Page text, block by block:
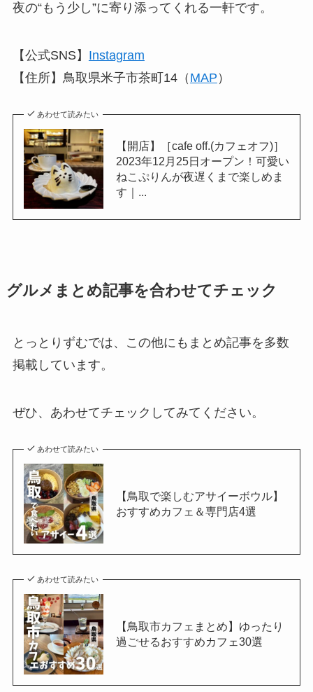
夜の“もう少し”に寄り添ってくれる一軒です。
【公式SNS】 Instagram
【住所】鳥取県米子市茶町14（ MAP ）
あわせて読みたい
【開店】［cafe off.(カフェオフ)］
2023年12月25日オープン！可愛い
ねこぷりんが夜遅くまで楽しめま
す｜...
グルメまとめ記事を合わせてチェック
とっとりずむでは、この他にもまとめ記事を多数
掲載しています。
ぜひ、あわせてチェックしてみてください。
あわせて読みたい
【鳥取で楽しむアサイーボウル】
おすすめカフェ＆専門店4選
あわせて読みたい
【鳥取市カフェまとめ】ゆったり
過ごせるおすすめカフェ30選